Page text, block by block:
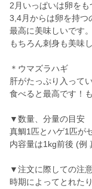
2月いっぱいは卵をも
3,4月からは卵を持つ
最高に美味しいです。
もちろん刺身も美味
＊ウマズラハギ
肝がたっぷり入って
食べると最高です！
▼数量、分量の目安
真鯛1匹とハゲ1匹が
内容量は1kg前後 (例
▼注文に際しての注
時期によってとれた